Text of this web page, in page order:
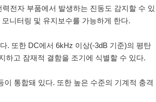
전자 부품에서 발생하는 진동도 감지할 수 있
니터링 및 유지보수를 가능하게 한다.
. 또한 DC에서 6kHz 이상(-3dB 기준)의 평탄
하고 잠재적 결함을 조기에 식별할 수 있다.
통합돼 있다. 또한 높은 수준의 기계적 충격